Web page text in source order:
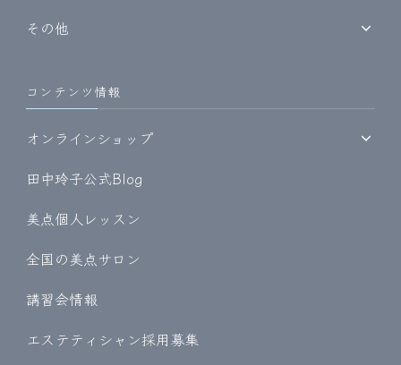
その他
コンテンツ情報
オンラインショップ
田中玲子公式Blog
美点個人レッスン
全国の美点サロン
講習会情報
エステティシャン採用募集